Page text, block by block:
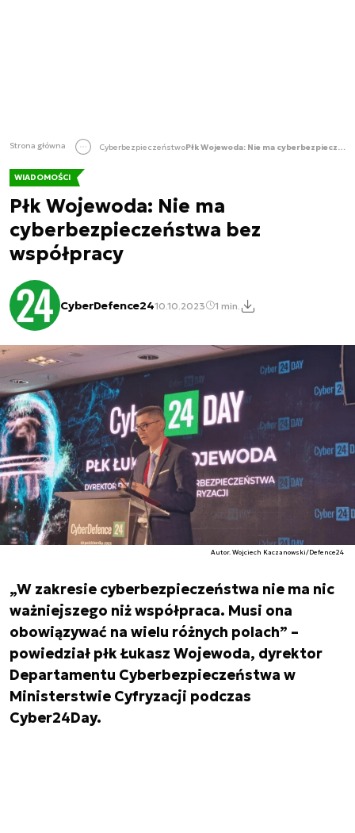
Strona główna Cyberbezpieczeństwo Płk Wojewoda: Nie ma cyberbezpieczeństwa bez współpracy
WIADOMOŚCI
Płk Wojewoda: Nie ma
cyberbezpieczeństwa bez
współpracy
CyberDefence2410.10.2023 1 min.
Autor. Wojciech Kaczanowski/Defence24
„W zakresie cyberbezpieczeństwa nie ma nic
ważniejszego niż współpraca. Musi ona
obowiązywać na wielu różnych polach” –
powiedział płk Łukasz Wojewoda, dyrektor
Departamentu Cyberbezpieczeństwa w
Ministerstwie Cyfryzacji podczas
Cyber24Day.